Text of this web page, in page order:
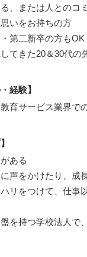
、または人とのコ
いをお持ちの方
第二新卒の方もOK
てきた20＆30代の
経験】
育サービス業界で
ある
声をかけたり、成
リをつけて、仕事
を持つ学校法人で